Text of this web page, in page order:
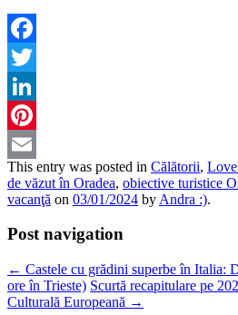
Facebook
Twitter
LinkedIn
Pinterest
Email
This entry was posted in Călătorii,
de văzut în Oradea, obiective turistice
vacanţă on 03/01/2024 by Andra :).
Post navigation
← Castele cu grădini superbe în Italia:
ore în Trieste) Scurtă recapitulare pe
Culturală Europeană →